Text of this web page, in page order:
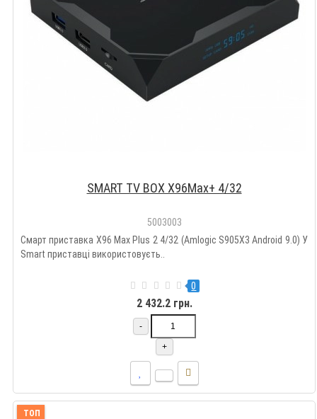
SMART TV BOX X96Max+ 4/32
5003003
Смарт приставка X96 Max Plus 2 4/32 (Amlogic S905X3 Android 9.0) У
Smart приставці використовуєть..
0
2 432.2 грн.
-
+
ТОП